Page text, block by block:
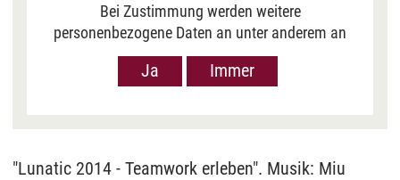
Bei Zustimmung werden weitere
personenbezogene Daten an unter anderem an
Google in den USA übermittelt, um Ihnen Youtube-
Videos anzuzeigen. Der Europäische Gerichtshof
an EU-Standards, jedoch als unzureichend
dass Ihre Daten dann durch US-Behörden
Ja Immer
"Lunatic 2014 - Teamwork erleben". Musik: Miu